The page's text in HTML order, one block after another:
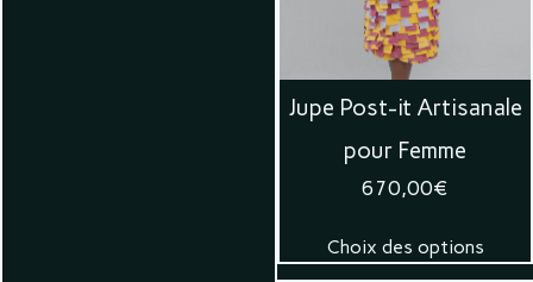
Jupe Post-it Artisanale
pour Femme
670,00€
Choix des options